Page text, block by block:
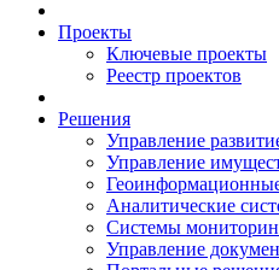
Проекты
Ключевые проекты
Реестр проектов
Решения
Управление
Управление
Аналитические
Системы
Управление